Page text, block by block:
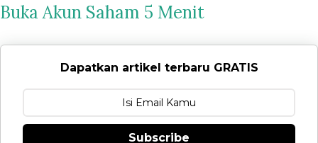
Buka Akun Saham 5 Menit
Dapatkan artikel terbaru GRATIS
Subscribe